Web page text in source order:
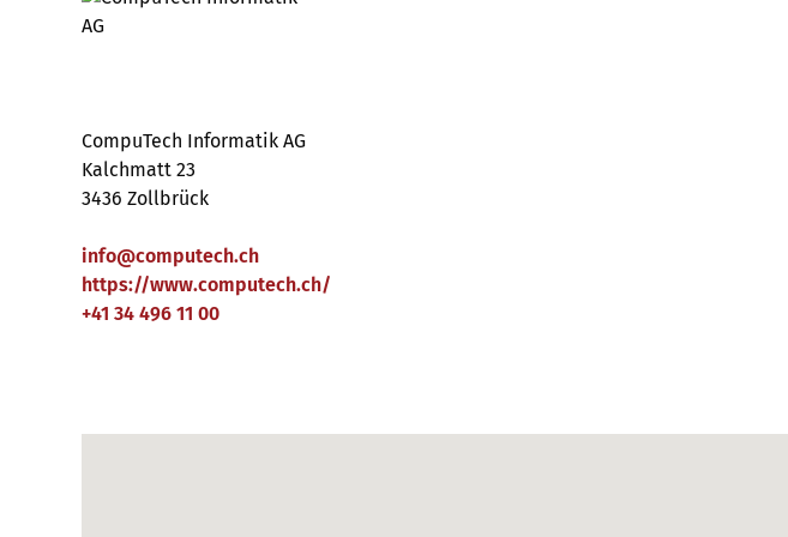
CompuTech Informatik AG
Kalchmatt 23
3436 Zollbrück
info@computech.ch
https://www.computech.ch/
+41 34 496 11 00